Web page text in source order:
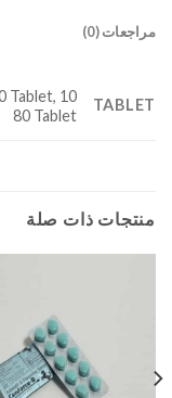
مراجعات (0)
TABLET
Tablet,
80 Tablet
منتجات ذات صلة